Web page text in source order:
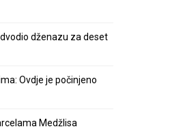
dženazu za deset
Ovdje je počinjeno
Medžlisa